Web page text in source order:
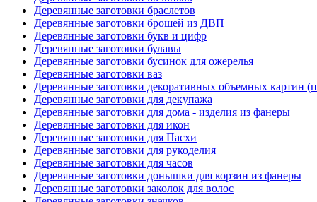
Деревянные заготовки браслетов
Деревянные заготовки брошей из ДВП
Деревянные заготовки букв и цифр
Деревянные заготовки булавы
Деревянные заготовки бусинок для ожерелья
Деревянные заготовки ваз
Деревянные заготовки декоративных объемных картин
Деревянные заготовки для декупажа
Деревянные заготовки для дома - изделия из фанеры
Деревянные заготовки для икон
Деревянные заготовки для Пасхи
Деревянные заготовки для рукоделия
Деревянные заготовки для часов
Деревянные заготовки донышки для корзин из фанеры
Деревянные заготовки заколок для волос